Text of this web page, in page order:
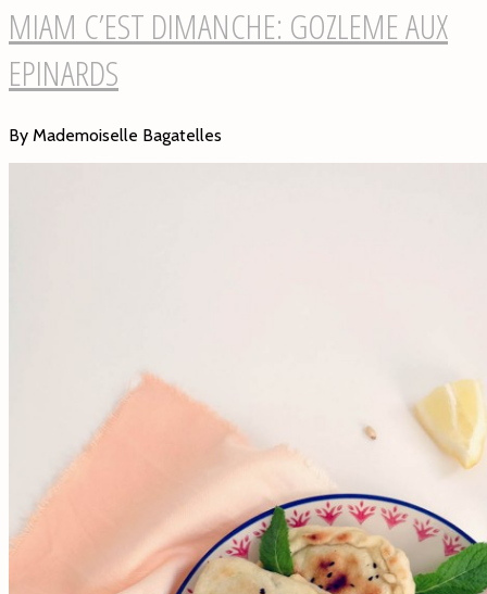
MIAM C’EST DIMANCHE: GOZLEME AUX
EPINARDS
By Mademoiselle Bagatelles